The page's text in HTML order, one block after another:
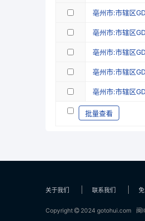
亳州市:市辖区
亳州市:市辖区
亳州市:市辖区
亳州市:市辖区
亳州市:市辖区
批量查看
关于我们 联系我们
Copyright 2024 gotohui.com 闽